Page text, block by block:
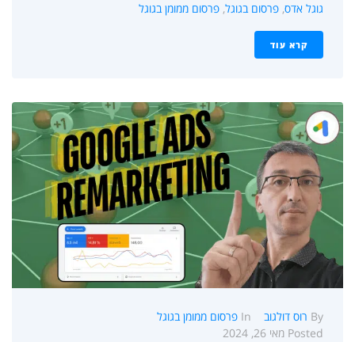
גוגל אדס, פרסום בגוגל, פרסום ממומן בגוגל
קרא עוד
By רוס דולגוב In פרסום ממומן בגוגל
Posted מאי 26, 2024